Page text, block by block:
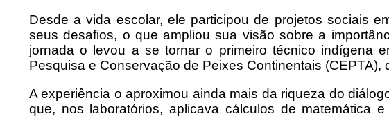
Desde a vida escolar, ele participou de projetos sociais
seus desafios, o que ampliou sua visão sobre a
jornada o levou a se tornar o primeiro técnico indígena
Pesquisa e Conservação de Peixes Continentais (CEPTA),
A experiência o aproximou ainda mais da riqueza do
que, nos laboratórios, aplicava cálculos de matemática